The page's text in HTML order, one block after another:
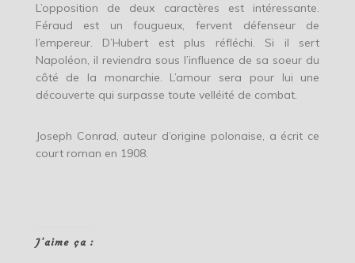
L’opposition de deux caractères est intéressante.
Féraud est un fougueux, fervent défenseur de
l’empereur. D’Hubert est plus réfléchi. Si il sert
Napoléon, il reviendra sous l’influence de sa soeur du
côté de la monarchie. L’amour sera pour lui une
découverte qui surpasse toute velléité de combat.
Joseph Conrad, auteur d’origine polonaise, a écrit ce
court roman en 1908.
J’aime ça :